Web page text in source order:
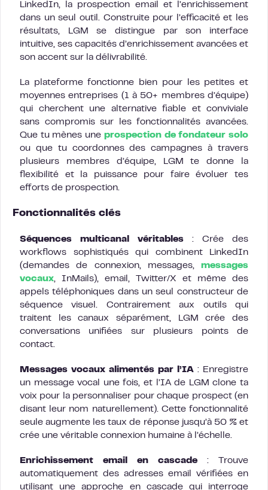
LinkedIn, la prospection email et l’enrichissement
dans un seul outil. Construite pour l’efficacité et les
résultats, LGM se distingue par son interface
intuitive, ses capacités d’enrichissement avancées et
son accent sur la délivrabilité.
La plateforme fonctionne bien pour les petites et
moyennes entreprises (1 à 50+ membres d’équipe)
qui cherchent une alternative fiable et conviviale
sans compromis sur les fonctionnalités avancées.
Que tu mènes une prospection de fondateur solo
ou que tu coordonnes des campagnes à travers
plusieurs membres d’équipe, LGM te donne la
flexibilité et la puissance pour faire évoluer tes
efforts de prospection.
Fonctionnalités clés
Séquences multicanal véritables : Crée des
workflows sophistiqués qui combinent LinkedIn
(demandes de connexion, messages, messages
vocaux, InMails), email, Twitter/X et même des
appels téléphoniques dans un seul constructeur de
séquence visuel. Contrairement aux outils qui
traitent les canaux séparément, LGM crée des
conversations unifiées sur plusieurs points de
contact.
Messages vocaux alimentés par l’IA : Enregistre
un message vocal une fois, et l’IA de LGM clone ta
voix pour la personnaliser pour chaque prospect (en
disant leur nom naturellement). Cette fonctionnalité
seule augmente les taux de réponse jusqu’à 50 % et
crée une véritable connexion humaine à l’échelle.
Enrichissement email en cascade : Trouve
automatiquement des adresses email vérifiées en
utilisant une approche en cascade qui interroge